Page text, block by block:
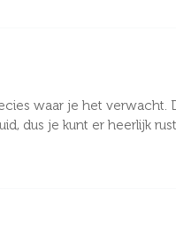
waar je het verwacht.
dus je kunt er heerlijk